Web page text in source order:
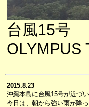
台風15号
OLYMPUS
2015.8.23
沖縄本島に台風15号が近づい
今日は、朝から強い雨が降